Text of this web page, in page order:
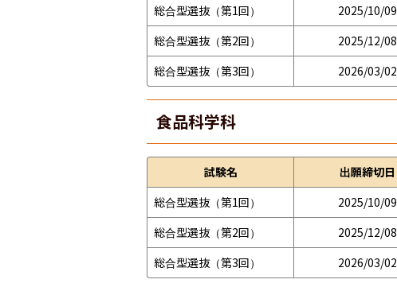
総合型選抜（第1回）
2025/10/09
総合型選抜（第2回）
2025/12/08
総合型選抜（第3回）
2026/03/02
食品科学科
試験名 出願締切日
総合型選抜（第1回）
2025/10/09
総合型選抜（第2回）
2025/12/08
総合型選抜（第3回）
2026/03/02